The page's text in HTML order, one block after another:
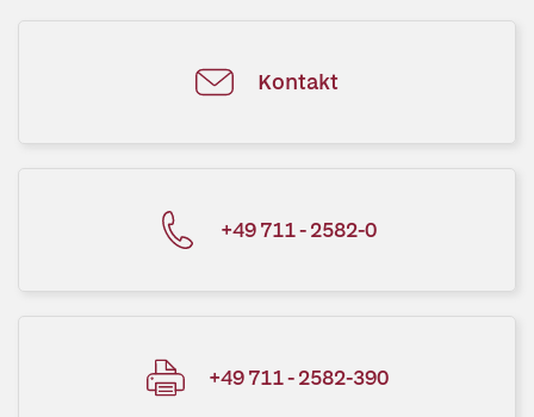
Kontakt
+49 711 - 2582-0
+49 711 - 2582-390